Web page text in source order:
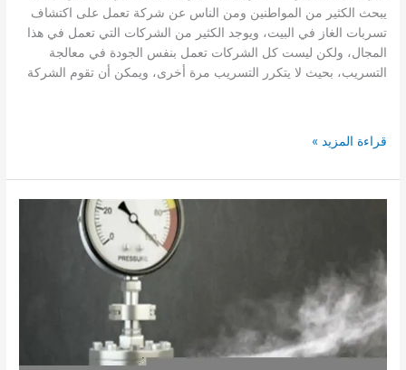
يبحث الكثير من المواطنين ومن الناس عن شركة تعمل على اكتشاف
تسربات الغاز في البيت، ويوجد الكثير من الشركات التي تعمل في هذا
المجال، ولكن ليست كل الشركات تعمل بنفس الجودة في معالجة
التسريب، بحيث لا يتكرر التسريب مرة أخرى، ويمكن أن تقوم الشركة
شركة
تسربات
الغاز
الكترونيا
قراءة المزيد »